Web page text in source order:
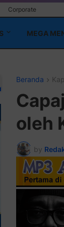
Corporate
MEGA
Beranda
oleh
by